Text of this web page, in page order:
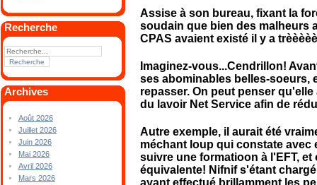
Recherche
Archives
Août 2026
Juillet 2026
Juin 2026
Mai 2026
Avril 2026
Mars 2026
Assise à son bureau, fixant la
soudain que bien des malheurs
CPAS avaient existé il y a
Imaginez-vous...Cendrillon!
ses abominables belles-soeurs,
repasser. On peut penser
du lavoir Net Service afin de
Autre exemple, il aurait été
méchant loup qui constate avec
suivre une formatioon à l'EFT,
équivalente! Nifnif s'étant
ayant effectué brillamment les